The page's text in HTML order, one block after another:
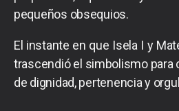
pequeños obsequios.
El instante en que Isela I y
trascendió el simbolismo para
de dignidad, pertenencia y